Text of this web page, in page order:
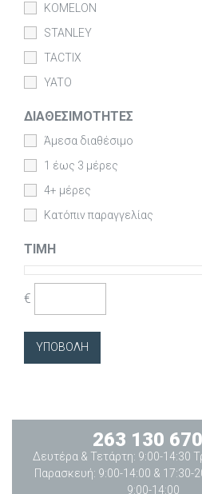
KOMELON
STANLEY
TACTIX
YATO
ΔΙΑΘΕΣΙΜΌΤΗΤΕΣ
Άμεσα διαθέσιμο
1 έως 3 μέρες
4+ μέρες
Κατόπιν παραγγελίας
ΤΙΜΉ
€
263 130
Δευτέρα & Τετάρτη: 9:00-14:30
Παρασκευή: 9:00-14:00 & 17:30-
9:00-14:00